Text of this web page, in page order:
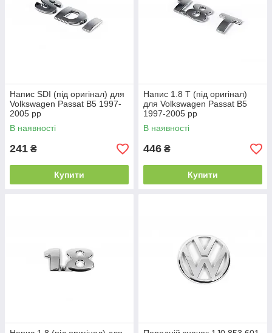
Напис SDI (під оригінал) для
Volkswagen Passat B5 1997-
2005 рр
В наявності
241 ₴
Купити
Напис 1.8 T (під оригінал)
для Volkswagen Passat B5
1997-2005 рр
В наявності
446 ₴
Купити